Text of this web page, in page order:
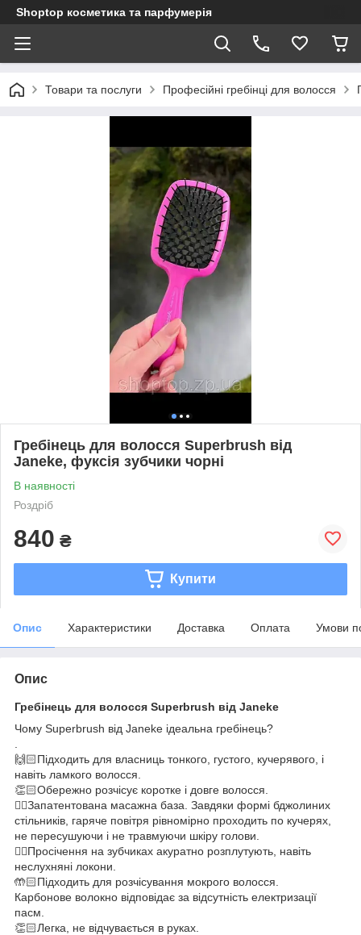
Shoptop косметика та парфумерія
Товари та послуги Професійні гребінці для волосся
Гребінець для волосся Superbrush від
Janeke, фуксія зубчики чорні
В наявності
Роздріб
840 ₴
Купити
Опис Характеристики Доставка Оплата Умови
Опис
Гребінець для волосся Superbrush від Janeke
Чому Superbrush від Janeke ідеальна гребінець?
🙌🏻Підходить для власниць тонкого, густого, кучерявого, і
навіть ламкого волосся.
👏🏻Обережно розчісує коротке і довге волосся.
☝🏻Запатентована масажна база. Завдяки формі бджолиних
стільників, гаряче повітря рівномірно проходить по кучерях,
не пересушуючи і не травмуючи шкіру голови.
👍🏻Просічення на зубчиках акуратно розплутують, навіть
неслухняні локони.
🤲🏻Підходить для розчісування мокрого волосся.
Карбонове волокно відповідає за відсутність електризації
пасм.
👏🏻Легка, не відчувається в руках.